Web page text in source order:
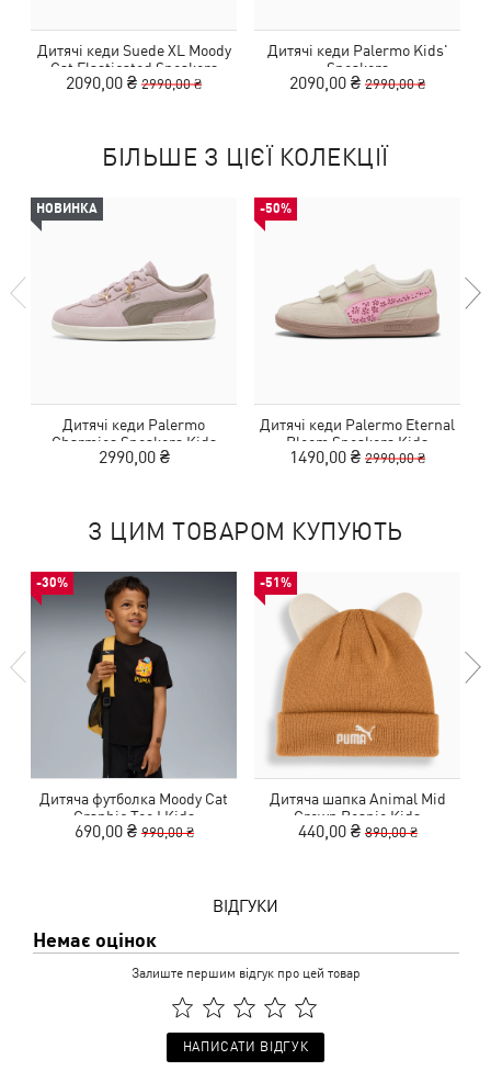
Дитячі кеди Suede XL Moody
Cat Elasticated Sneakers
Toddler
2090,00 ₴ 2990,00 ₴
Дитячі кеди Palermo Kids'
Sneakers
2090,00 ₴ 2990,00 ₴
БІЛЬШЕ З ЦІЄЇ КОЛЕКЦІЇ
НОВИНКА
Дитячі кеди Palermo
Charmies Sneakers Kids
2990,00 ₴
-50%
Дитячі кеди Palermo Eternal
Bloom Sneakers Kids
1490,00 ₴ 2990,00 ₴
З ЦИМ ТОВАРОМ КУПУЮТЬ
-30%
Дитяча футболка Moody Cat
Graphic Tee I Kids
690,00 ₴ 990,00 ₴
-51%
Дитяча шапка Animal Mid
Crown Beanie Kids
440,00 ₴ 890,00 ₴
ВІДГУКИ
Немає оцінок
Залиште першим відгук про цей товар
НАПИСАТИ ВІДГУК